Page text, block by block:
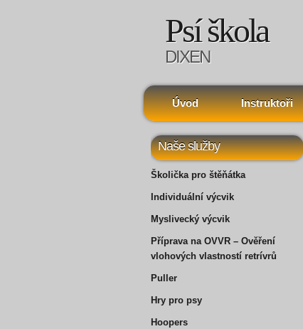
Psí škola
DIXEN
Úvod Instruktoři
Naše služby
Školička pro štěňátka
Individuální výcvik
Myslivecký výcvik
Příprava na OVVR – Ověření
vlohových vlastností retrívrů
Puller
Hry pro psy
Hoopers